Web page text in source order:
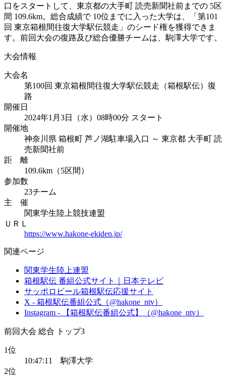
口をスタートして、東京都の大手町 読売新聞社前までの 5区
間 109.6km。総合成績で 10位までに入った大学は、「第101
回 東京箱根間往復大学駅伝競走」のシード権を獲得できま
す。前回大会の復路及び総合優勝チームは、駒澤大学です。
大会情報
大会名
第100回 東京箱根間往復大学駅伝競走（箱根駅伝）復
路
開催日
2024年1月3日（水）08時00分 スタート
開催地
神奈川県 箱根町 芦ノ湖駐車場入口 ～ 東京都 大手町 読
売新聞社前
距 離
109.6km（5区間）
参加数
23チーム
主 催
関東学生陸上競技連盟
ＵＲＬ
https://www.hakone-ekiden.jp/
関連ページ
関東学生陸上連盟
箱根駅伝 番組公式サイト｜日本テレビ
サッポロビール箱根駅伝応援サイト
X - 箱根駅伝番組公式（@hakone_ntv）
Instagram - 【箱根駅伝番組公式】（@hakone_ntv）
前回大会 総合 トップ3
1位
10:47:11 駒澤大学
2位